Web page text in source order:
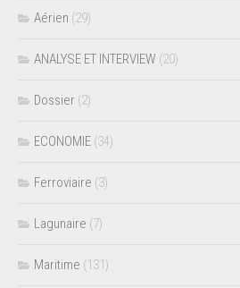
Aérien (29)
ANALYSE ET INTERVIEW (20)
Dossier (2)
ECONOMIE (34)
Ferroviaire (3)
Lagunaire (7)
Maritime (131)